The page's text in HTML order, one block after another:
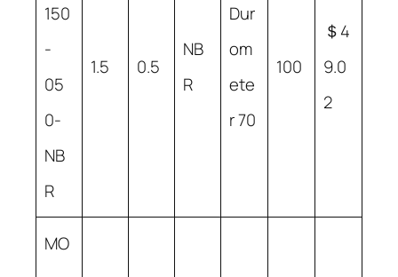
150
-
05
0-
NB
R
1.5 0.5
NB
R
Dur
om
ete
r 70
100
＄4
9.0
2
MO